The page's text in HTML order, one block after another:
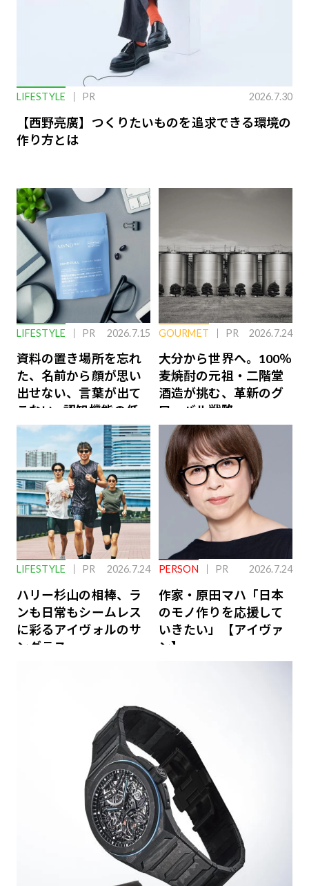
LIFESTYLE PR 2026.7.30
【西野亮廣】つくりたいものを追求できる環境の
作り方とは
LIFESTYLE PR 2026.7.15
資料の置き場所を忘れ
た、名前から顔が思い
出せない、言葉が出て
こない…認知機能の低
下を救う、脳のインナ
ーケアとは
GOURMET PR 2026.7.24
大分から世界へ。100％
麦焼酎の元祖・二階堂
酒造が挑む、革新のグ
ローバル戦略
LIFESTYLE PR 2026.7.24
ハリー杉山の相棒、ラ
ンも日常もシームレス
に彩るアイヴォルのサ
ングラス
PERSON PR 2026.7.24
作家・原田マハ「日本
のモノ作りを応援して
いきたい」【アイヴァ
ン】